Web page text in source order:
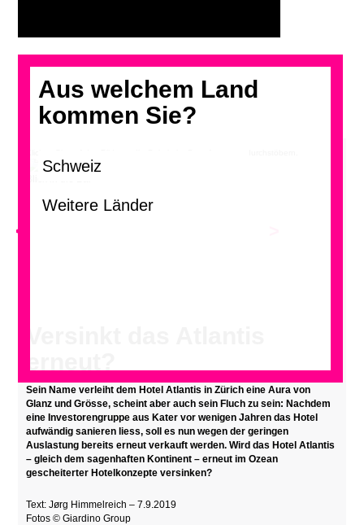
Aus welchem Land
kommen Sie?
<
Sein Name verleiht dem Hotel Atlantis in Zürich eine Aura von
Glanz und Grösse, scheint aber auch sein Fluch zu sein: Nachdem
eine Investorengruppe aus Kater vor wenigen Jahren das Hotel
aufwändig sanieren liess, soll es nun wegen der geringen
Auslastung bereits erneut verkauft werden. Wird das Hotel Atlantis
– gleich dem sagenhaften Kontinent – erneut im Ozean
gescheiterter Hotelkonzepte versinken?
Text: Jørg Himmelreich – 7.9.2019
Fotos ©Giardino Group